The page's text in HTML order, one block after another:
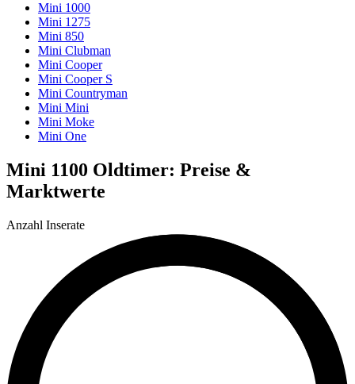
Mini 1000
Mini 1275
Mini 850
Mini Clubman
Mini Cooper
Mini Cooper S
Mini Countryman
Mini Mini
Mini Moke
Mini One
Mini 1100 Oldtimer: Preise &
Marktwerte
Anzahl Inserate